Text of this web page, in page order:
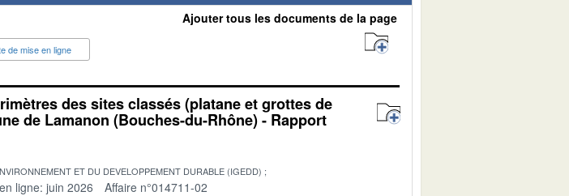
de mise en ligne
Ajouter tous les documents de la page
des sites classés (platane et grottes de
de Lamanon (Bouches-du-Rhône) - Rapport
ET DU DEVELOPPEMENT DURABLE (IGEDD)
ligne: juin 2026 Affaire n°014711-02